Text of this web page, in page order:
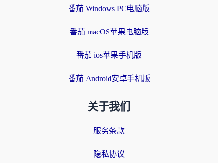
番茄 Windows PC电脑版
番茄 macOS苹果电脑版
番茄 ios苹果手机版
番茄 Android安卓手机版
关于我们
服务条款
隐私协议